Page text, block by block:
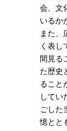
会、文
いるか
また、
く表し
間見る
た歴史
ること
してい
ごした
憶とと